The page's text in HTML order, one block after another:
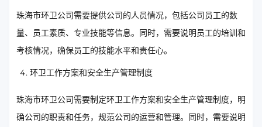
珠海市环卫公司需要提供公司的人员情况，包括公司员工的数
量、员工素质、专业技能等信息。同时，需要说明员工的培训和
考核情况，确保员工的技能水平和责任心。
环卫工作方案和安全生产管理制度
珠海市环卫公司需要制定环卫工作方案和安全生产管理制度，明
确公司的职责和任务，规范公司的运营和管理。同时，需要说明